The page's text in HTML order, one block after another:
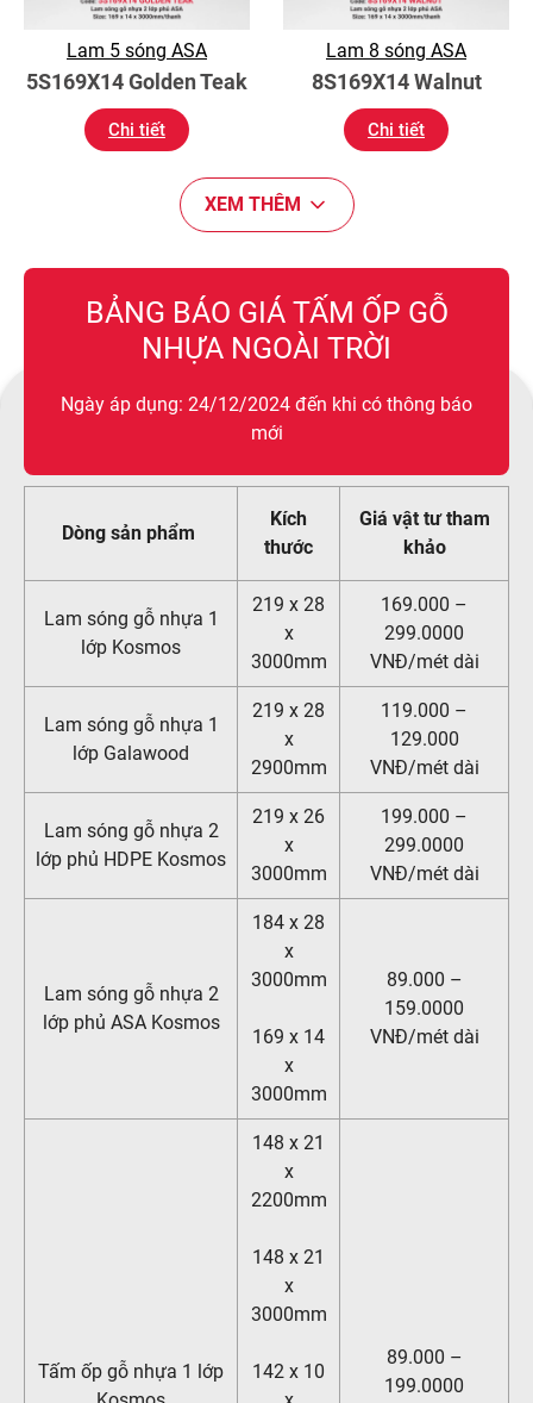
Lam 5 sóng ASA
5S169X14 Golden Teak
Chi tiết
Lam 8 sóng ASA
8S169X14 Walnut
Chi tiết
XEM THÊM
BẢNG BÁO GIÁ TẤM ỐP GỖ
NHỰA NGOÀI TRỜI
Ngày áp dụng: 24/12/2024 đến khi có thông báo
mới
Dòng sản phẩm
Kích
thước
Giá vật tư tham
khảo
Lam sóng gỗ nhựa 1
lớp Kosmos
219 x 28
x
3000mm
169.000 –
299.0000
VNĐ/mét dài
Lam sóng gỗ nhựa 1
lớp Galawood
219 x 28
x
2900mm
119.000 –
129.000
VNĐ/mét dài
Lam sóng gỗ nhựa 2
lớp phủ HDPE Kosmos
219 x 26
x
3000mm
199.000 –
299.0000
VNĐ/mét dài
Lam sóng gỗ nhựa 2
lớp phủ ASA Kosmos
184 x 28
x
3000mm
169 x 14
x
3000mm
89.000 –
159.0000
VNĐ/mét dài
Tấm ốp gỗ nhựa 1 lớp
148 x 21
x
2200mm
148 x 21
x
3000mm
142 x 10
89.000 –
199.0000